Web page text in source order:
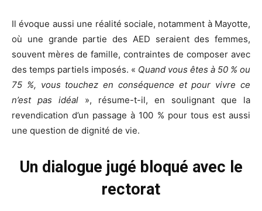
Il évoque aussi une réalité sociale, notamment à Mayotte,
où une grande partie des AED seraient des femmes,
souvent mères de famille, contraintes de composer avec
des temps partiels imposés. « Quand vous êtes à 50 % ou
75 %, vous touchez en conséquence et pour vivre ce
n’est pas idéal », résume-t-il, en soulignant que la
revendication d’un passage à 100 % pour tous est aussi
une question de dignité de vie.
Un dialogue jugé bloqué avec le
rectorat